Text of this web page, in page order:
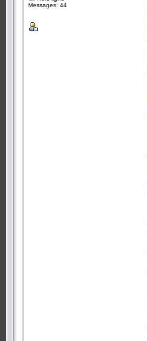
Messages: 44